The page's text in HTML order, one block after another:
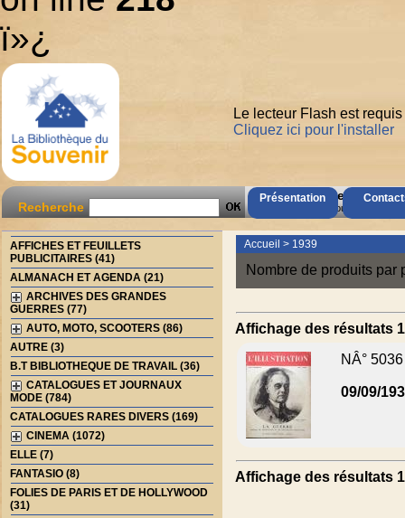
ï»¿
Présentation
Le lecteur Flash est
Cliquez ici pour l'installer
Recherche
AccÃ¨s Client
Mot de passe oubliÃ© ?
AFFICHES ET FEUILLETS
PUBLICITAIRES (41)
ALMANACH ET AGENDA (21)
ARCHIVES DES GRANDES
GUERRES (77)
AUTO, MOTO, SCOOTERS (86)
AUTRE (3)
B.T BIBLIOTHEQUE DE TRAVAIL (36)
CATALOGUES ET JOURNAUX
MODE (784)
CATALOGUES RARES DIVERS (169)
CINEMA (1072)
ELLE (7)
FANTASIO (8)
FOLIES DE PARIS ET DE HOLLYWOOD
(31)
Accueil > 1939
Nombre de produits par
Affichage des résultats
NÂ° 5036
09/09/
Affichage des résultats